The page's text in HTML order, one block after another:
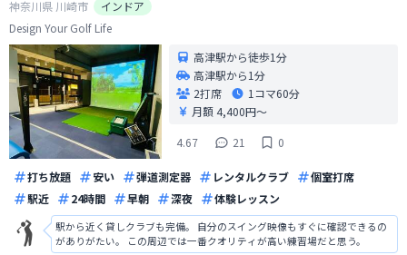
神奈川県 川崎市
インドア
Design Your Golf Life
高津駅から徒歩1分
高津駅から1分
2打席
1コマ60分
月額 4,400円〜
4.67
21 0
打ち放題 安い 弾道測定器 レンタルクラブ
個室打席
駅近
24時間 早朝 深夜 体験レッスン
駅から近く貸しクラブも完備。 自分のスイング映像もすぐに確認できるの
がありがたい。 この周辺では一番クオリティが高い練習場だと思う。